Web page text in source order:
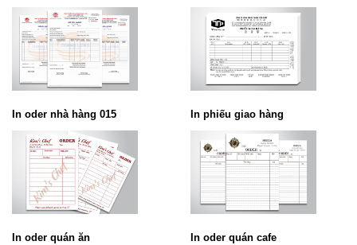
In oder nhà hàng 015 In phiếu giao hàng
In oder quán ăn In oder quán cafe